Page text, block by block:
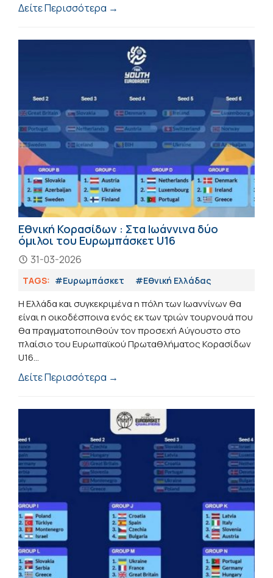
Δείτε Περισσότερα →
Εθνική Κορασίδων : Στα Ιωάννινα δύο
όμιλοι του Ευρωμπάσκετ U16
31-03-2026
TAGS: #Ευρωμπάσκετ #Εθνική Ελλάδας
Η Ελλάδα και συγκεκριμένα η πόλη των Ιωαννίνων θα
είναι η οικοδέσποινα ενός εκ των τριών τουρνουά που
θα πραγματοποιηθούν τον προσεχή Αύγουστο στο
πλαίσιο του Ευρωπαϊκού Πρωταθλήματος Κορασίδων
U16...
Δείτε Περισσότερα →